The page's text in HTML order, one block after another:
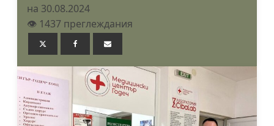
на 30.08.2024
👁️ 1437 преглеждания